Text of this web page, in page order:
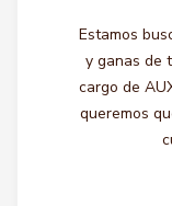
Estamos
y ganas de
cargo de
queremos